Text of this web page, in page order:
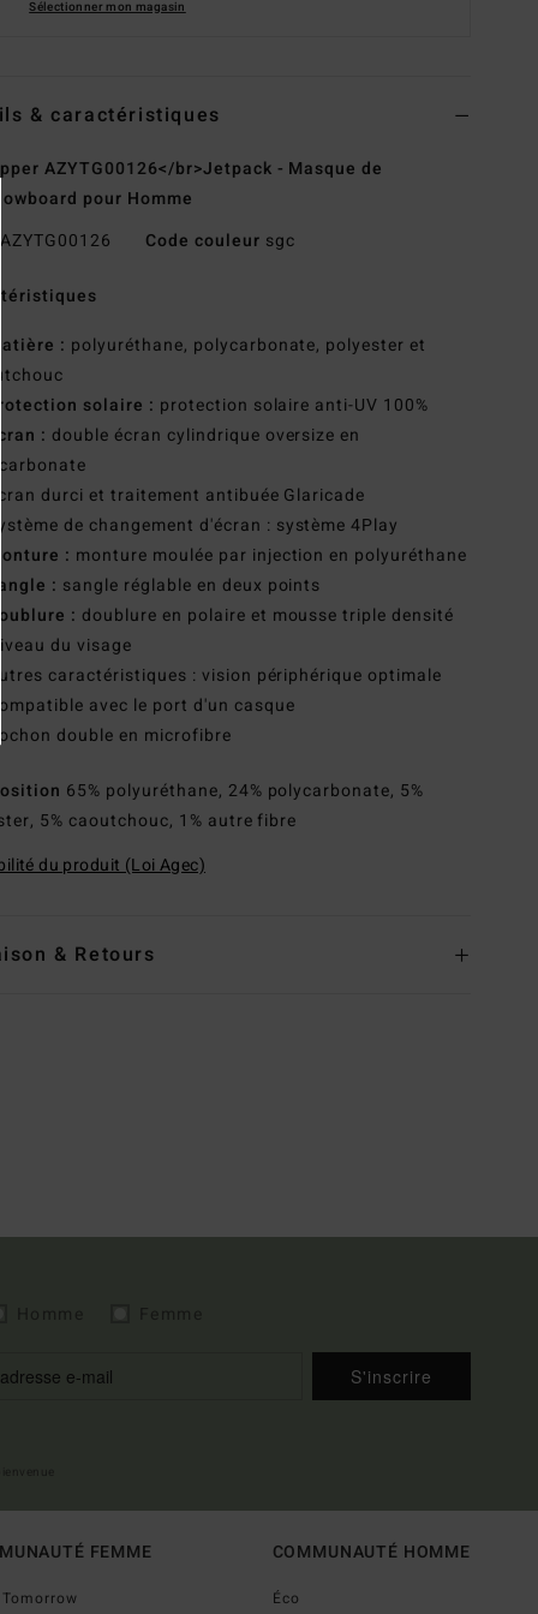
Sélectionner mon magasin
& caractéristiques
AZYTG00126</br>Jetpack - Masque de
pour Homme
AZYTG00126 Code couleur sgc
Matière : polyuréthane, polycarbonate, polyester et
protection solaire : protection solaire anti-UV 100%
Écran : double écran cylindrique oversize en
Écran durci et traitement antibuée Glaricade
Système de changement d'écran : système 4Play
Monture : monture moulée par injection en polyuréthane
Sangle : sangle réglable en deux points
Doublure : doublure en polaire et mousse triple densité
du visage
Autres caractéristiques : vision périphérique optimale
Compatible avec le port d'un casque
Pochon double en microfibre
65% polyuréthane, 24% polycarbonate, 5%
5% caoutchouc, 1% autre fibre
du produit (Loi Agec)
& Retours
S'inscrire
FEMME COMMUNAUTÉ HOMME
Éco